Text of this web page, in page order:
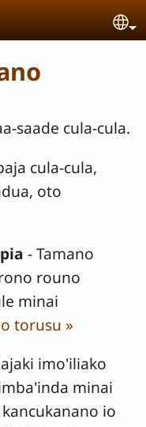
saade cula-cula.
cula-cula,
oto
- Tamano
rouno
minai
torusu »
imo'iliako
minai
io